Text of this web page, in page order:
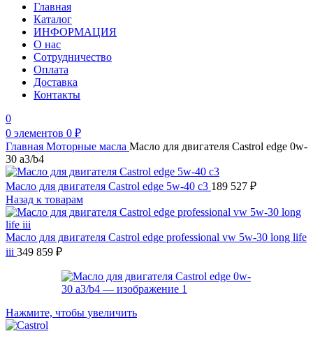
Главная
Каталог
ИНФОРМАЦИЯ
О нас
Сотрудничество
Оплата
Доставка
Контакты
0
0 элементов 0 ₽
Главная Моторные масла Масло для двигателя Castrol edge 0w-
30 a3/b4
Масло для двигателя Castrol edge 5w-40 c3 189 527 ₽
Назад к товарам
Масло для двигателя Castrol edge professional vw 5w-30 long life
iii 349 859 ₽
Нажмите, чтобы увеличить